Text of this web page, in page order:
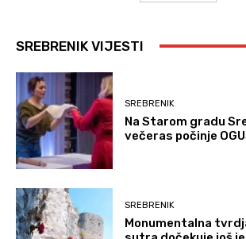
SREBRENIK VIJESTI
SREBRENIK
Na Starom gradu
večeras počinje
SREBRENIK
Monumentalna